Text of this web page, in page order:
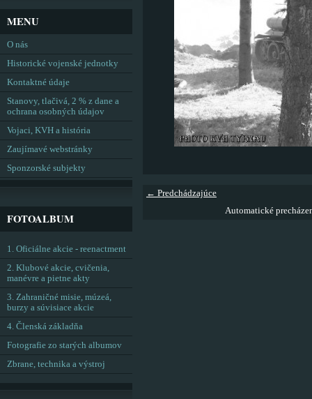
← Predchádzajúce
Automatické
MENU
O nás
Historické vojenské jednotky
Kontaktné údaje
Stanovy, tlačivá, 2 % z dane a
ochrana osobných údajov
Vojaci, KVH a história
Zaujímavé webstránky
Sponzorské subjekty
FOTOALBUM
1. Oficiálne akcie - reenactment
2. Klubové akcie, cvičenia,
manévre a pietne akty
3. Zahraničné misie, múzeá,
burzy a súvisiace akcie
4. Členská základňa
Fotografie zo starých albumov
Zbrane, technika a výstroj